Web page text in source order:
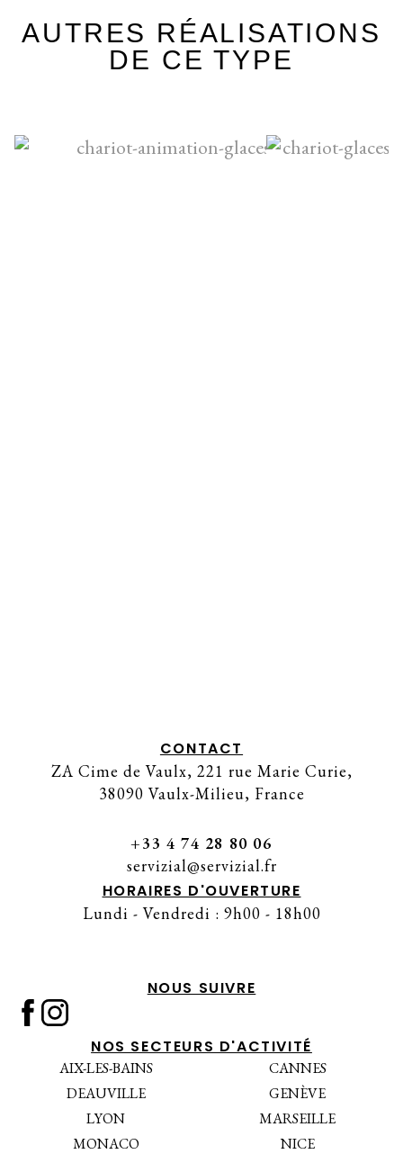
AUTRES RÉALISATIONS
DE CE TYPE
CONTACT
ZA Cime de Vaulx, 221 rue Marie Curie,
38090 Vaulx-Milieu, France
+33 4 74 28 80 06
servizial@servizial.fr
HORAIRES D'OUVERTURE
Lundi - Vendredi : 9h00 - 18h00
NOUS SUIVRE
NOS SECTEURS D'ACTIVITÉ
AIX-LES-BAINS
CANNES
DEAUVILLE
GENÈVE
LYON
MARSEILLE
MONACO
NICE